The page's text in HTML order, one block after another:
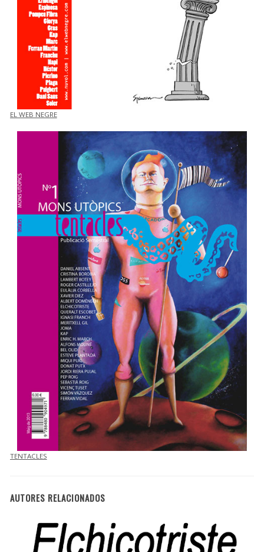
EL WEB NEGRE
TENTACLES
AUTORES RELACIONADOS